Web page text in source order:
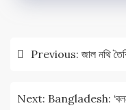
PostPrevious: জাল নথি
Next: Bangladesh: